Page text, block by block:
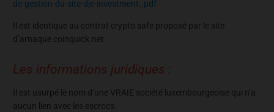
de-gestion-du-site-dje-investment..pdf
Il est identique au contrat crypto safe proposé par le site
d’arnaque coinquick.net
Les informations juridiques :
Il est usurpé le nom d’une VRAIE société luxembourgeoise qui n’a
aucun lien avec les escrocs.